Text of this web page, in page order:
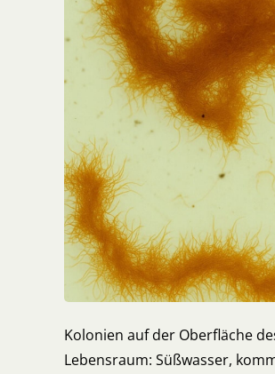
Kolonien auf der Oberfläche
Lebensraum: Süßwasser,